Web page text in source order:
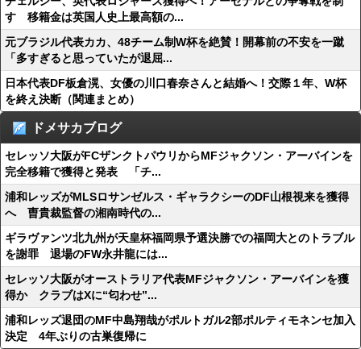
す 移籍金は英国人史上最高額の...
元ブラジル代表カカ、48チーム制W杯を絶賛！開幕前の不安を一蹴
「多すぎると思っていたが退屈...
日本代表DF板倉滉、女優の川口春奈さんと結婚へ！交際１年、W杯
を終え決断（関連まとめ）
ドメサカブログ
セレッソ大阪がFCザンクトパウリからMFジャクソン・アーバインを
完全移籍で獲得と発表 「チ...
浦和レッズがMLSロサンゼルス・ギャラクシーのDF山根視来を獲得
へ 曺貴裁監督の湘南時代の...
ギラヴァンツ北九州が天皇杯福岡県予選決勝での福岡大とのトラブル
を謝罪 退場のFW永井龍には...
セレッソ大阪がオーストラリア代表MFジャクソン・アーバインを獲
得か クラブはXに“匂わせ”...
浦和レッズ退団のMF中島翔哉がポルトガル2部ポルティモネンセ加入
決定 4年ぶりの古巣復帰に